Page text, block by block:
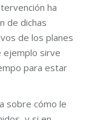
ha
de dichas
de los planes
ejemplo sirve
para estar
sobre cómo le